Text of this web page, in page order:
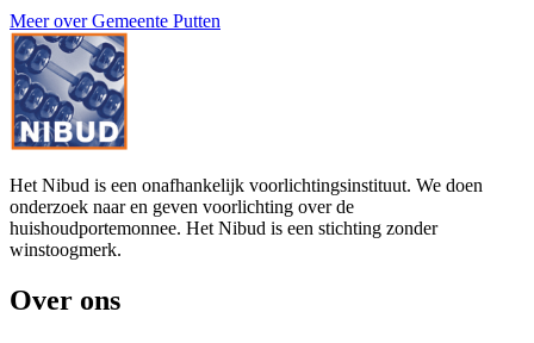
Meer over Gemeente Putten
Het Nibud is een onafhankelijk voorlichtingsinstituut. We doen
onderzoek naar en geven voorlichting over de
huishoudportemonnee. Het Nibud is een stichting zonder
winstoogmerk.
Over ons